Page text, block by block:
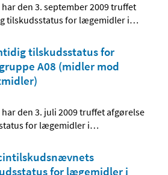
den 3. september 2009 truffet
tilskudsstatus for lægemidler i…
tilskudsstatus for
A08 (midler mod
den 3. juli 2009 truffet afgørelse
for lægemidler i…
for lægemidler i